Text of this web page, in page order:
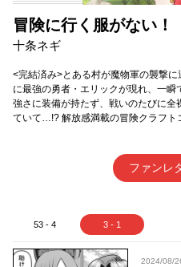
冒険に行く服がない！
十条ネギ
<完結済み>とある村が魔物軍の襲撃
に最強の勇者・エリックが現れ、一
強さに装備が持たず、戦いのたびに
ていて…!? 解放感満載の冒険クラフト
ファンレ
53 - 4 3 - 1
2024/08/